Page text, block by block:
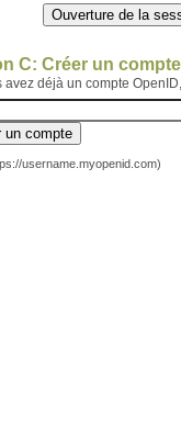
C: Créer un
avez déjà un compte
username.myopenid.com)